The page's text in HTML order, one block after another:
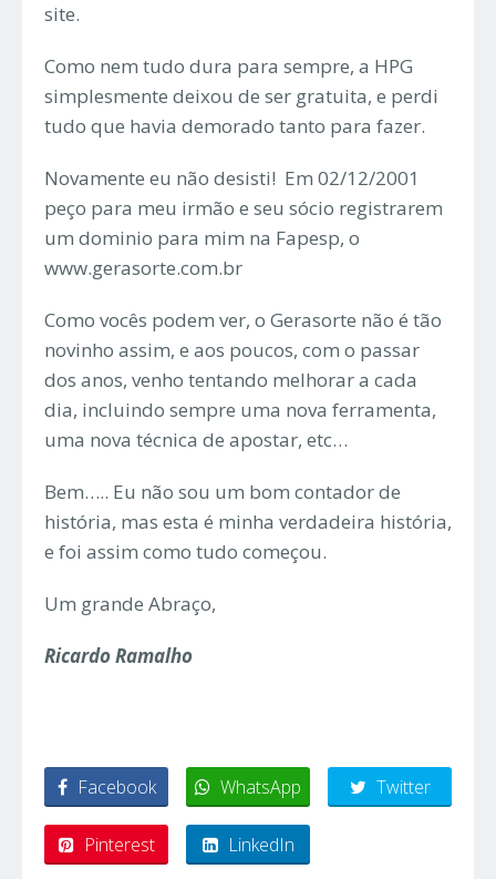
site.
Como nem tudo dura para sempre, a HPG
simplesmente deixou de ser gratuita, e perdi
tudo que havia demorado tanto para fazer.
Novamente eu não desisti! Em 02/12/2001
peço para meu irmão e seu sócio registrarem
um dominio para mim na Fapesp, o
www.gerasorte.com.br
Como vocês podem ver, o Gerasorte não é tão
novinho assim, e aos poucos, com o passar
dos anos, venho tentando melhorar a cada
dia, incluindo sempre uma nova ferramenta,
uma nova técnica de apostar, etc…
Bem….. Eu não sou um bom contador de
história, mas esta é minha verdadeira história,
e foi assim como tudo começou.
Um grande Abraço,
Ricardo Ramalho
Facebook WhatsApp Twitter
Pinterest LinkedIn